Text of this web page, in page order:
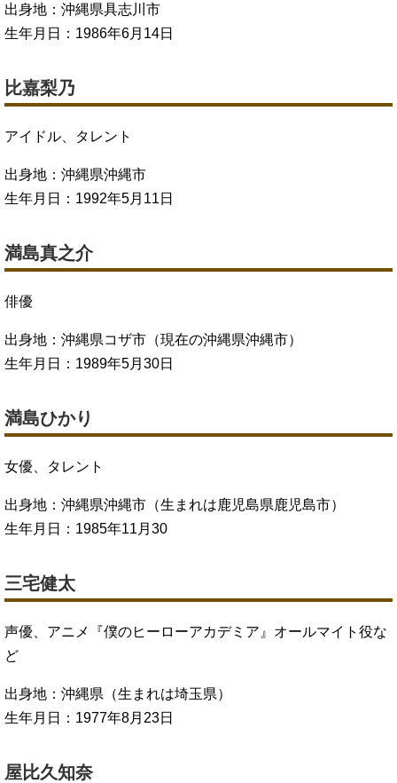
出身地：沖縄県具志川市
生年月日：1986年6月14日
比嘉梨乃
アイドル、タレント
出身地：沖縄県沖縄市
生年月日：1992年5月11日
満島真之介
俳優
出身地：沖縄県コザ市（現在の沖縄県沖縄市）
生年月日：1989年5月30日
満島ひかり
女優、タレント
出身地：沖縄県沖縄市（生まれは鹿児島県鹿児島市）
生年月日：1985年11月30
三宅健太
声優、アニメ『僕のヒーローアカデミア』オールマイト役な
ど
出身地：沖縄県（生まれは埼玉県）
生年月日：1977年8月23日
屋比久知奈